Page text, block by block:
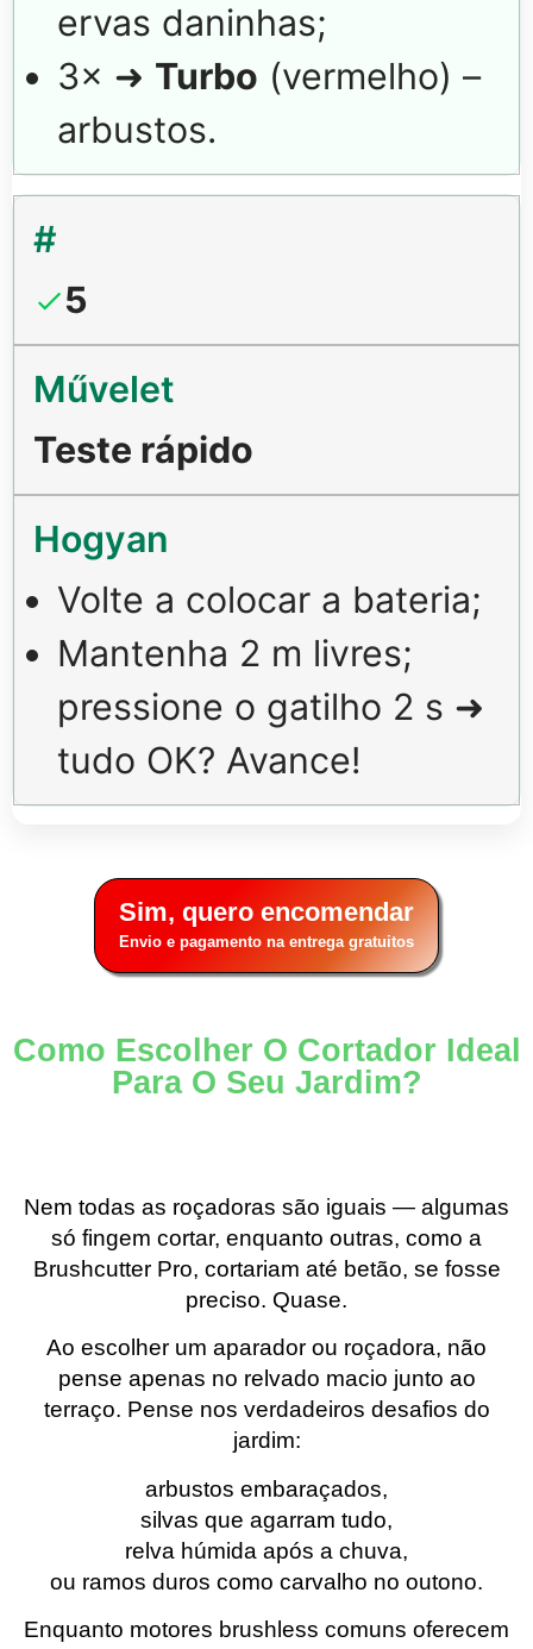
ervas daninhas;
3× ➜ Turbo (vermelho) –
arbustos.
5
Teste rápido
Volte a colocar a bateria;
Mantenha 2 m livres;
pressione o gatilho 2 s ➜
tudo OK? Avance!
Sim, quero encomendar
Envio e pagamento na entrega gratuitos
Como Escolher O Cortador Ideal
Para O Seu Jardim?
Nem todas as roçadoras são iguais — algumas
só fingem cortar, enquanto outras, como a
Brushcutter Pro, cortariam até betão, se fosse
preciso. Quase.
Ao escolher um aparador ou roçadora, não
pense apenas no relvado macio junto ao
terraço. Pense nos verdadeiros desafios do
jardim:
arbustos embaraçados,
silvas que agarram tudo,
relva húmida após a chuva,
ou ramos duros como carvalho no outono.
Enquanto motores brushless comuns oferecem